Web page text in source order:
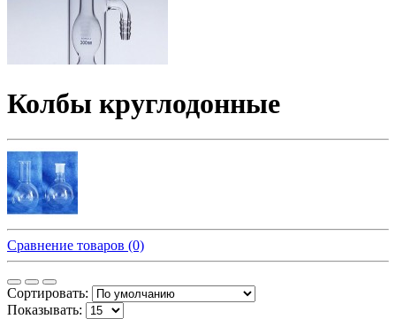
Колбы круглодонные
Сравнение товаров (0)
Сортировать:
Показывать: